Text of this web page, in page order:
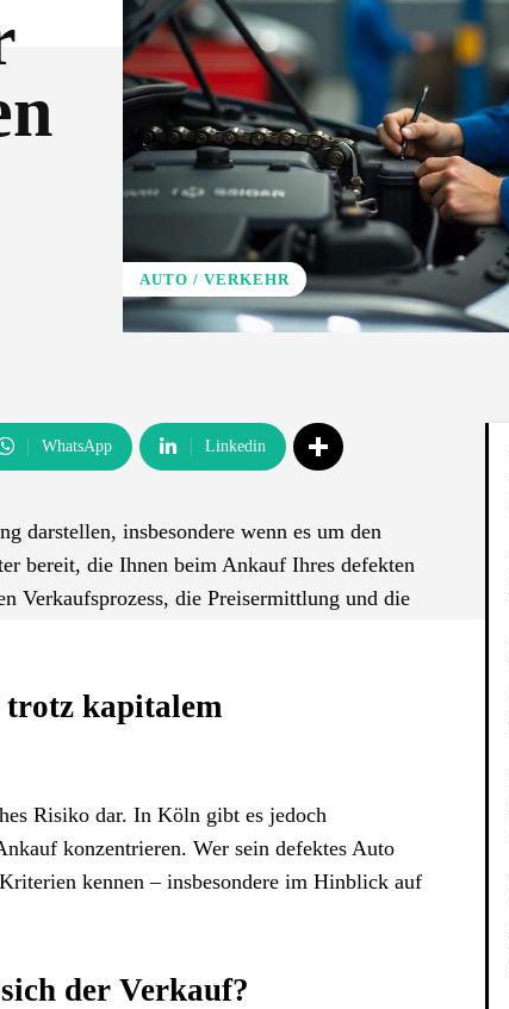
AUTO / VERKEHR
WhatsApp Linkedin
darstellen, insbesondere wenn es um den
bereit, die Ihnen beim Ankauf Ihres defekten
Verkaufsprozess, die Preisermittlung und die
kapitalem
Risiko dar. In Köln gibt es jedoch
konzentrieren. Wer sein defektes Auto
kennen – insbesondere im Hinblick auf
der Verkauf?